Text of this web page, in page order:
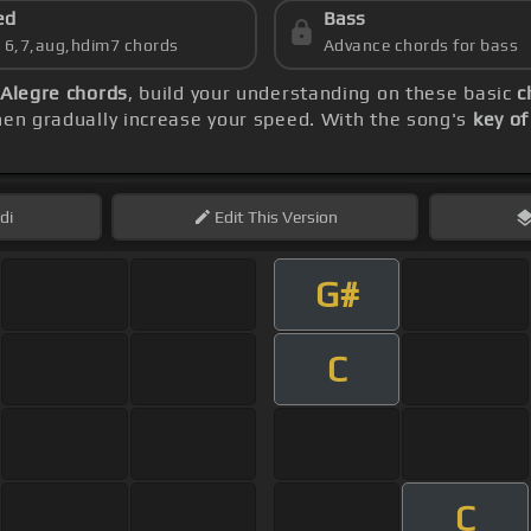
6,7,aug,hdim7 chords
Bass
Advance chords for bass
chords, build your understanding on these basic
gradually increase your speed. With the song's key
EditThis Version
G#
C
C